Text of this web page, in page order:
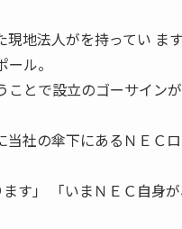
地法人がを持ってい ます
ル。
とで設立のゴーサイン
社の傘下にあるＮＥＣ
す」 「いまＮＥＣ自身